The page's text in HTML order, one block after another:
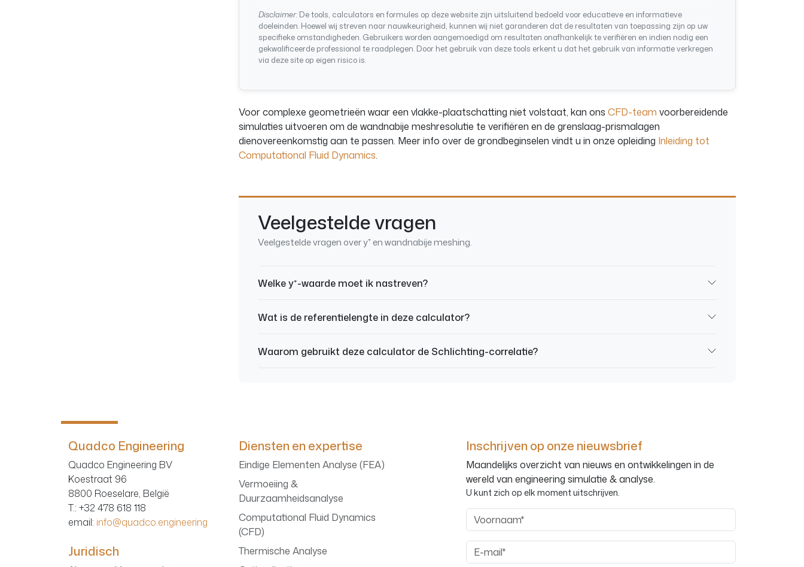
Disclaimer:De tools, calculators en formules op deze website zijn uitsluitend bedoeld voor educatieve en informatieve
doeleinden. Hoewel wij streven naar nauwkeurigheid, kunnen wij niet garanderen dat de resultaten van toepassing zijn op uw
specifieke omstandigheden. Gebruikers worden aangemoedigd om resultaten onafhankelijk te verifiëren en indien nodig een
gekwalificeerde professional te raadplegen. Door het gebruik van deze tools erkent u dat het gebruik van informatie verkregen
via deze site op eigen risico is.
Voor complexe geometrieën waar een vlakke-plaatschatting niet volstaat, kan ons CFD-team voorbereidende
simulaties uitvoeren om de wandnabije meshresolutie te verifiëren en de grenslaag-prismalagen
dienovereenkomstig aan te passen. Meer info over de grondbeginselen vindt u in onze opleiding Inleiding tot
Computational Fluid Dynamics.
Veelgestelde vragen
Veelgestelde vragen over y⁺ en wandnabije meshing.
Welke y⁺-waarde moet ik nastreven?
Wat is de referentielengte in deze calculator?
Waarom gebruikt deze calculator de Schlichting-correlatie?
Quadco Engineering
Quadco Engineering BV
Koestraat 96
8800 Roeselare, België
T.: +32 478 618 118
email: info@quadco.engineering
Juridisch
Diensten en expertise
Eindige Elementen Analyse (FEA)
Vermoeiing &
Duurzaamheidsanalyse
Computational Fluid Dynamics
(CFD)
Thermische Analyse
Inschrijven op onze nieuwsbrief
Maandelijks overzicht van nieuws en ontwikkelingen in de
wereld van engineering simulatie & analyse.
U kunt zich op elk moment uitschrijven.
Voornaam
E-mail